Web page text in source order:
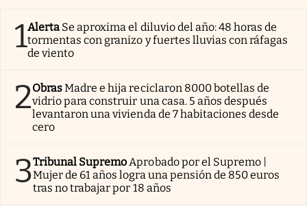
1Alerta Se aproxima el diluvio del año: 48 horas de
tormentas con granizo y fuertes lluvias con ráfagas
de viento
2ObrasMadre e hija reciclaron 8000 botellas de
vidrio para construir una casa. 5 años después
levantaron una vivienda de 7 habitaciones desde
cero
3Tribunal Supremo Aprobado por el Supremo |
Mujer de 61 años logra una pensión de 850 euros
tras no trabajar por 18 años